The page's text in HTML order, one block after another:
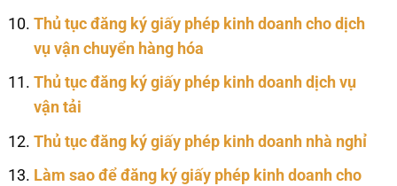
Thủ tục đăng ký giấy phép kinh doanh cho dịch
vụ vận chuyển hàng hóa
Thủ tục đăng ký giấy phép kinh doanh dịch vụ
vận tải
Thủ tục đăng ký giấy phép kinh doanh nhà nghỉ
Làm sao để đăng ký giấy phép kinh doanh cho